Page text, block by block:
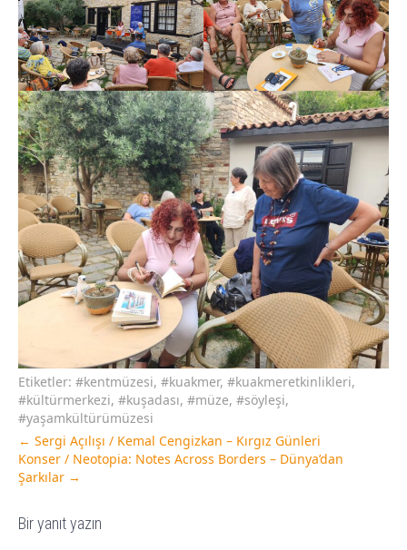
Etiketler: #kentmüzesi, #kuakmer, #kuakmeretkinlikleri,
#kültürmerkezi, #kuşadası, #müze, #söyleşi,
#yaşamkültürümüzesi
← Sergi Açılışı / Kemal Cengizkan – Kırgız Günleri
Konser / Neotopia: Notes Across Borders – Dünya’dan
Şarkılar →
Bir yanıt yazın